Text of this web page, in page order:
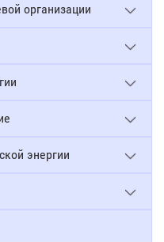
организации
энергии